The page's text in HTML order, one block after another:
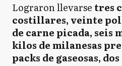
Lograron llevarse tres
costillares, veinte
de carne picada, seis
kilos de milanesas
packs de gaseosas,